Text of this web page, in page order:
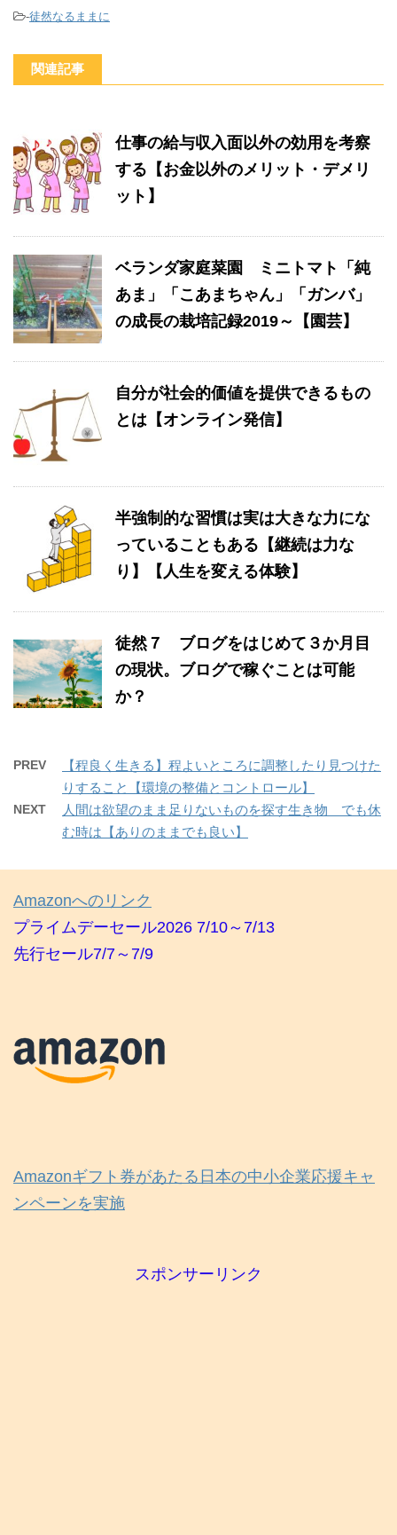
-徒然なるままに
関連記事
仕事の給与収入面以外の効用を考察
する【お金以外のメリット・デメリ
ット】
ベランダ家庭菜園 ミニトマト「純
あま」「こあまちゃん」「ガンバ」
の成長の栽培記録2019～【園芸】
自分が社会的価値を提供できるもの
とは【オンライン発信】
半強制的な習慣は実は大きな力にな
っていることもある【継続は力な
り】【人生を変える体験】
徒然７ ブログをはじめて３か月目
の現状。ブログで稼ぐことは可能
か？
PREV
【程良く生きる】程よいところに調整したり見つけた
りすること【環境の整備とコントロール】
NEXT
人間は欲望のまま足りないものを探す生き物 でも休
む時は【ありのままでも良い】
Amazonへのリンク
プライムデーセール2026 7/10～7/13
先行セール7/7～7/9
Amazonギフト券があたる日本の中小企業応援キャ
ンペーンを実施
スポンサーリンク